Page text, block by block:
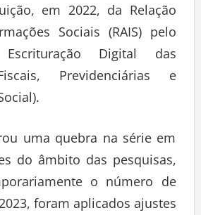
em 2022, da Relação
Sociais (RAIS) pelo
Digital das
Previdenciárias e
uma quebra na série em
do âmbito das pesquisas,
o número de
foram aplicados ajustes